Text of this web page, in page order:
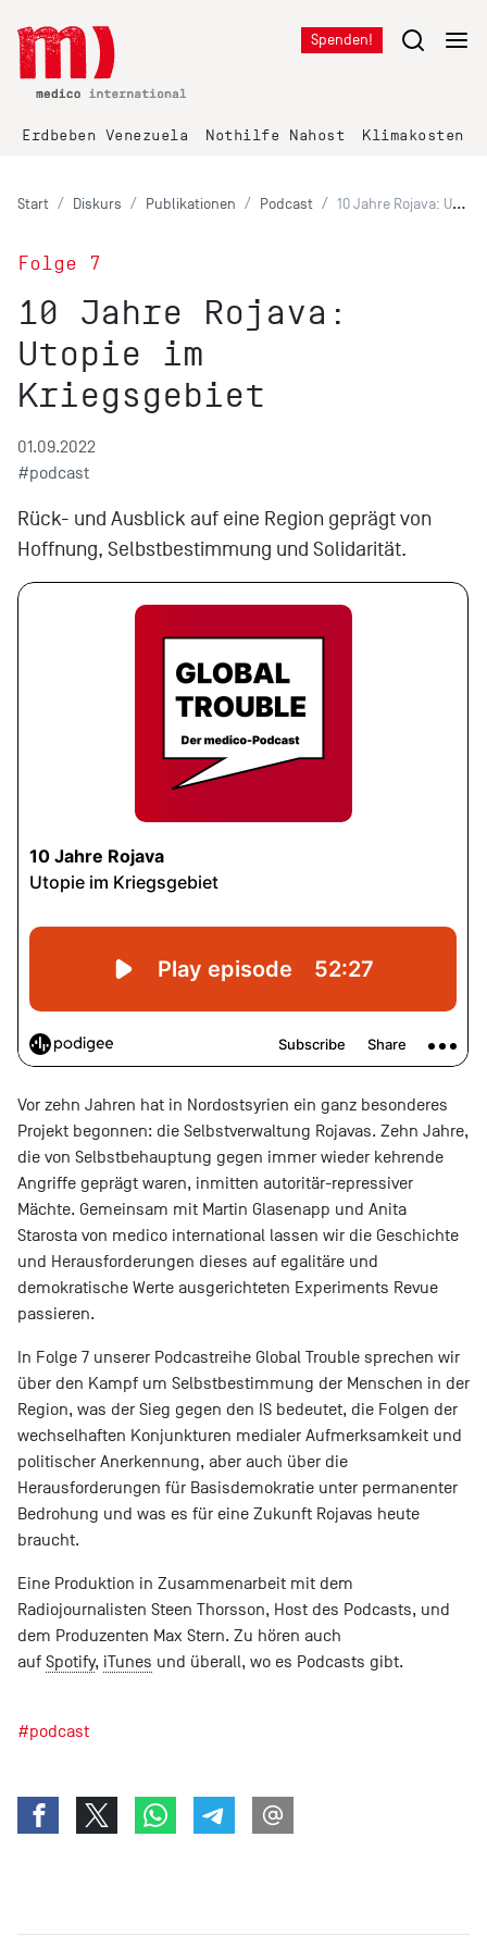
Spenden!
Erdbeben Venezuela Nothilfe Nahost Klimakosten
Start Diskurs Publikationen Podcast 10 Jahre Rojava: Utopie im Kriegsgebiet
Folge 7
10 Jahre Rojava:
Utopie im
Kriegsgebiet
01.09.2022
#podcast
Rück- und Ausblick auf eine Region geprägt von
Hoffnung, Selbstbestimmung und Solidarität.
Vor zehn Jahren hat in Nordostsyrien ein ganz besonderes
Projekt begonnen: die Selbstverwaltung Rojavas. Zehn Jahre,
die von Selbstbehauptung gegen immer wieder kehrende
Angriffe geprägt waren, inmitten autoritär-repressiver
Mächte. Gemeinsam mit Martin Glasenapp und Anita
Starosta von medico international lassen wir die Geschichte
und Herausforderungen dieses auf egalitäre und
demokratische Werte ausgerichteten Experiments Revue
passieren.
In Folge 7 unserer Podcastreihe Global Trouble sprechen wir
über den Kampf um Selbstbestimmung der Menschen in der
Region, was der Sieg gegen den IS bedeutet, die Folgen der
wechselhaften Konjunkturen medialer Aufmerksamkeit und
politischer Anerkennung, aber auch über die
Herausforderungen für Basisdemokratie unter permanenter
Bedrohung und was es für eine Zukunft Rojavas heute
braucht.
Eine Produktion in Zusammenarbeit mit dem
Radiojournalisten Steen Thorsson, Host des Podcasts, und
dem Produzenten Max Stern. Zu hören auch
auf Spotify, iTunes und überall, wo es Podcasts gibt.
#podcast